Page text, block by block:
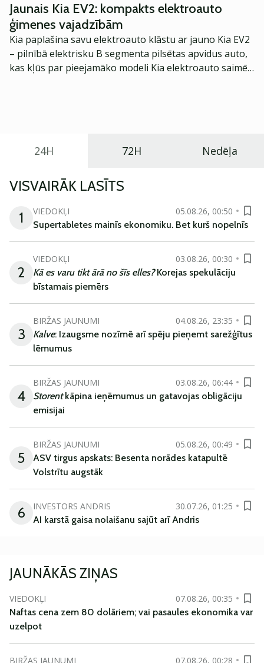
Jaunais Kia EV2: kompakts elektroauto
ģimenes vajadzībām
Kia paplašina savu elektroauto klāstu ar jauno Kia EV2
– pilnībā elektrisku B segmenta pilsētas apvidus auto,
kas kļūs par pieejamāko modeli Kia elektroauto saimē
24H 72H Nedēļa
VISVAIRĀK LASĪTS
1
VIEDOKĻI
05.08.26, 00:50
Supertabletes mainīs ekonomiku. Bet kurš nopelnīs
2
VIEDOKĻI
03.08.26, 00:30
Kā es varu tikt ārā no šīs elles?Korejas spekulāciju
bīstamais piemērs
3
BIRŽAS JAUNUMI
04.08.26, 23:35
Kalve: Izaugsme nozīmē arī spēju pieņemt sarežģītus
lēmumus
4
BIRŽAS JAUNUMI
03.08.26, 06:44
Storentkāpina ieņēmumus un gatavojas obligāciju
emisijai
5
BIRŽAS JAUNUMI
05.08.26, 00:49
ASV tirgus apskats: Besenta norādes katapultē
Volstrītu augstāk
6 INVESTORS ANDRIS
30.07.26, 01:25
AI karstā gaisa nolaišanu sajūt arī Andris
JAUNĀKĀS ZIŅAS
VIEDOKĻI
07.08.26, 00:35
Naftas cena zem 80 dolāriem; vai pasaules ekonomika var
uzelpot
BIRŽAS JAUNUMI 07.08.26, 00:28